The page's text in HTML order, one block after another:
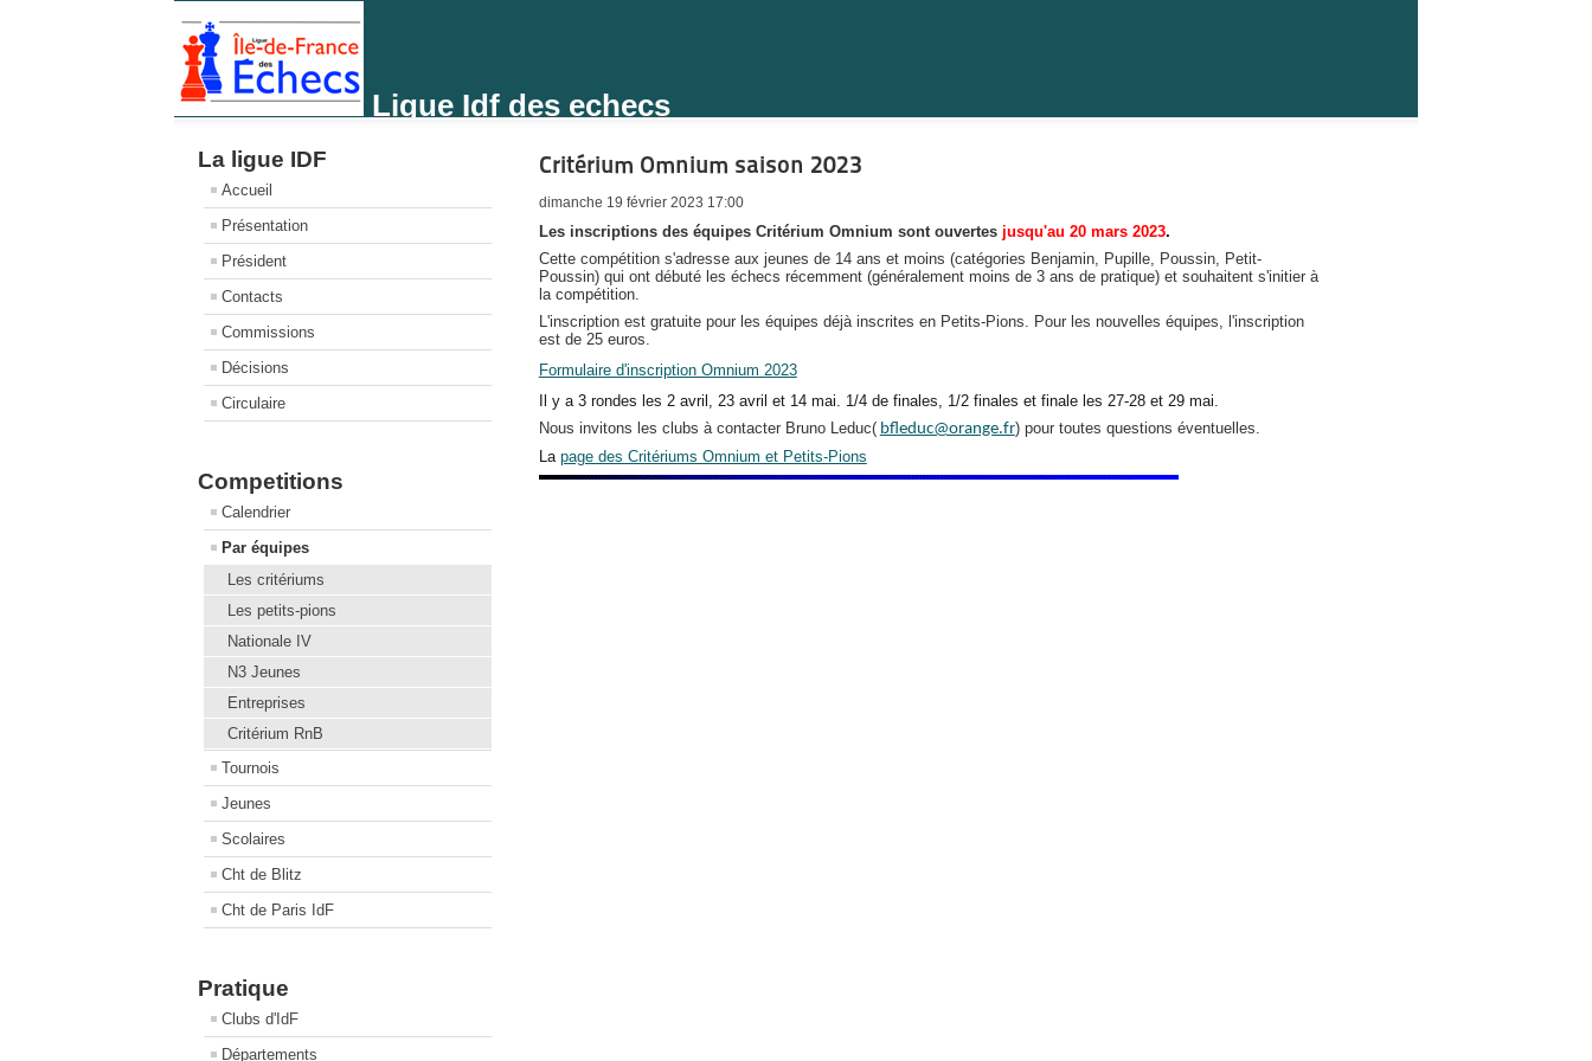
Ligue Idf des echecs
La ligue IDF
Accueil
Présentation
Président
Contacts
Commissions
Décisions
Circulaire
Competitions
Calendrier
Par équipes
Les critériums
Les petits-pions
Nationale IV
N3 Jeunes
Entreprises
Critérium RnB
Tournois
Jeunes
Scolaires
Cht de Blitz
Cht de Paris IdF
Pratique
Clubs d'IdF
Départements
Critérium Omnium saison 2023
dimanche 19 février 2023 17:00
Les inscriptions des équipes Critérium Omnium sont ouvertes jusqu'au 20 mars 2023.
Cette compétition s'adresse aux jeunes de 14 ans et moins (catégories Benjamin, Pupille, Poussin, Petit-
Poussin) qui ont débuté les échecs récemment (généralement moins de 3 ans de pratique) et souhaitent s'initier à
la compétition.
L'inscription est gratuite pour les équipes déjà inscrites en Petits-Pions. Pour les nouvelles équipes, l'inscription
est de 25 euros.
Formulaire d'inscription Omnium 2023
Il y a 3 rondes les 2 avril, 23 avril et 14 mai. 1/4 de finales, 1/2 finales et finale les 27-28 et 29 mai.
Nous invitons les clubs à contacter Bruno Leduc( bfleduc@orange.fr) pour toutes questions éventuelles.
La page des Critériums Omnium et Petits-Pions